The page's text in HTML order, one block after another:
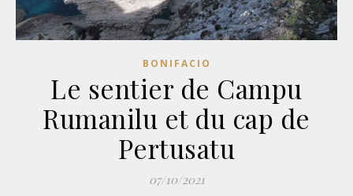
BONIFACIO
Le sentier de Campu
Rumanilu et du cap de
Pertusatu
07/10/2021